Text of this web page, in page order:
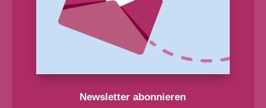
Newsletter abonnieren